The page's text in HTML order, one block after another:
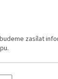
zasílat